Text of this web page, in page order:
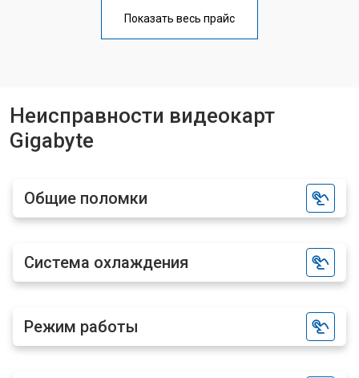
Показать весь прайс
Неисправности видеокарт
Gigabyte
Общие поломки
Система охлаждения
Режим работы